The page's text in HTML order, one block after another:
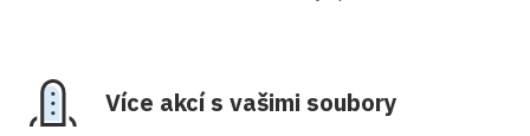
Více akcí s vašimi soubory